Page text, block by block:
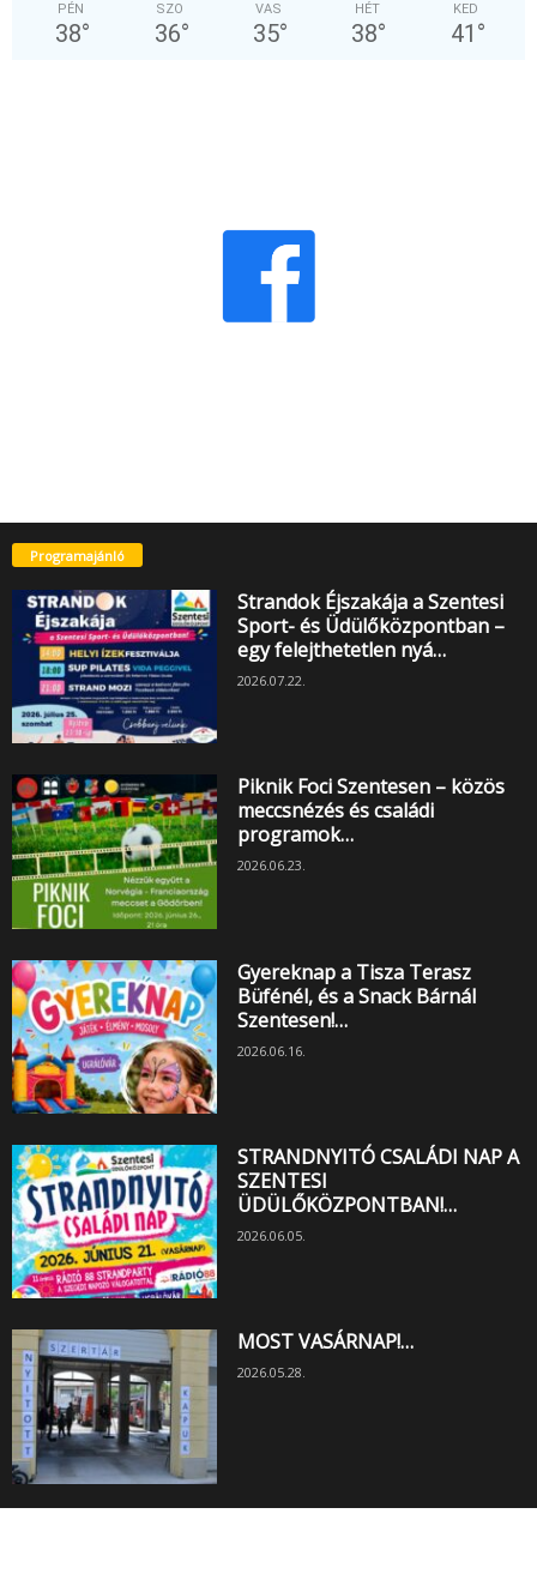
PÉN
38°
SZO
36°
VAS
35°
HÉT
38°
KED
41 °
Programajánló
Strandok Éjszakája a Szentesi
Sport- és Üdülőközpontban –
egy felejthetetlen nyá…
2026.07.22.
Piknik Foci Szentesen – közös
meccsnézés és családi
programok…
2026.06.23.
Gyereknap a Tisza Terasz
Büfénél, és a Snack Bárnál
Szentesen!…
2026.06.16.
STRANDNYITÓ CSALÁDI NAP A
SZENTESI
ÜDÜLŐKÖZPONTBAN!…
2026.06.05.
MOST VASÁRNAP!…
2026.05.28.